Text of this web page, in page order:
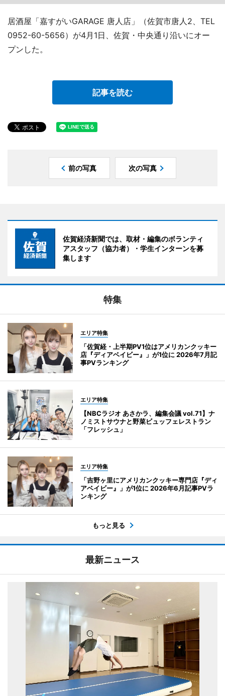
居酒屋「嘉すがいGARAGE 唐人店」（佐賀市唐人2、TEL
0952-60-5656）が4月1日、佐賀・中央通り沿いにオー
プンした。
記事を読む
前の写真 次の写真
佐賀経済新聞では、取材・編集のボランティ
アスタッフ（協力者）・学生インターンを募
集します
特集
エリア特集
「佐賀経・上半期PV1位はアメリカンクッキー
店『ディアベイビー』」が1位に 2026年7月記
事PVランキング
エリア特集
【NBCラジオ あさかラ、編集会議 vol.71】ナ
ノミストサウナと野菜ビュッフェレストラン
「フレッシュ」
エリア特集
「吉野ヶ里にアメリカンクッキー専門店『ディ
アベイビー』」が1位に 2026年6月記事PVラ
ンキング
もっと見る
最新ニュース